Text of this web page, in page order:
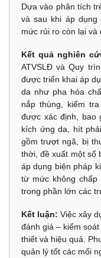
Dựa vào phân tích
và sau khi áp dụng
mức rủi ro còn lại và
Kết quả nghiên
ATVSLĐ và Quy
được triển khai áp
da như pha hóa
nắp thùng, kiểm
được xác định, bao
kích ứng da, hít
gồm trượt ngã, bị
thời, đề xuất một số
áp dụng biện pháp
từ mức không
trong phần lớn các
Kết luận: Việc xây
đánh giá – kiểm
thiết và hiệu quả.
quản lý tốt các mối